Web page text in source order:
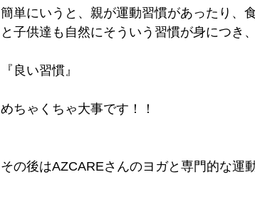
簡単にいうと、親が運動習慣があったり、
と子供達も自然にそういう習慣が身につき
『良い習慣』
めちゃくちゃ大事です！！
その後はAZCAREさんのヨガと専門的な運